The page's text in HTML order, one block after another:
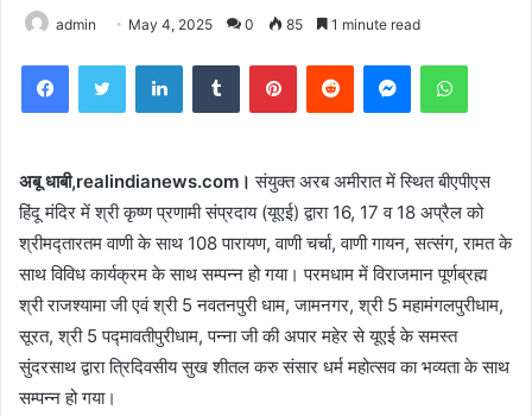
admin May 4, 2025 0 85 1 minute read
FacebookTwitter LinkedInTumblr PinterestReddit Messenger
अबू धाबी,realindianews.com। संयुक्त अरब अमीरात में स्थित बीएपीएस
हिंदू मंदिर में श्री कृष्ण प्रणामी संप्रदाय (यूएई) द्वारा 16, 17 व 18 अप्रैल को
श्रीमद्तारतम वाणी के साथ 108 पारायण, वाणी चर्चा, वाणी गायन, सत्संग, रामत के
साथ विविध कार्यक्रम के साथ सम्पन्न हो गया। परमधाम में विराजमान पूर्णब्रह्म
श्री राजश्यामा जी एवं श्री 5 नवतनपुरी धाम, जामनगर, श्री 5 महामंगलपुरीधाम,
सूरत, श्री 5 पद्मावतीपुरीधाम, पन्ना जी की अपार महेर से यूएई के समस्त
सुंदरसाथ द्वारा त्रिदिवसीय सुख शीतल करु संसार धर्म महोत्सव का भव्यता के साथ
सम्पन्न हो गया।